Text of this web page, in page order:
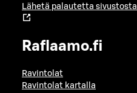
Lähetä palautetta sivustosta
Raflaamo.fi
Ravintolat
Ravintolat kartalla